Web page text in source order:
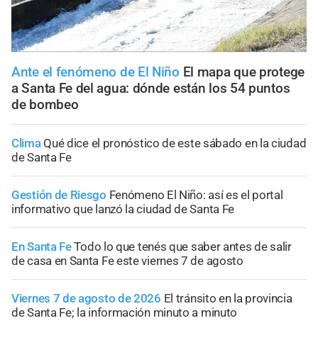
Ante el fenómeno de El Niño El mapa que protege
a Santa Fe del agua: dónde están los 54 puntos
de bombeo
Clima Qué dice el pronóstico de este sábado en la ciudad
de Santa Fe
Gestión de Riesgo Fenómeno El Niño: así es el portal
informativo que lanzó la ciudad de Santa Fe
En Santa FeTodo lo que tenés que saber antes de salir
de casa en Santa Fe este viernes 7 de agosto
Viernes 7 de agosto de 2026 El tránsito en la provincia
de Santa Fe; la información minuto a minuto